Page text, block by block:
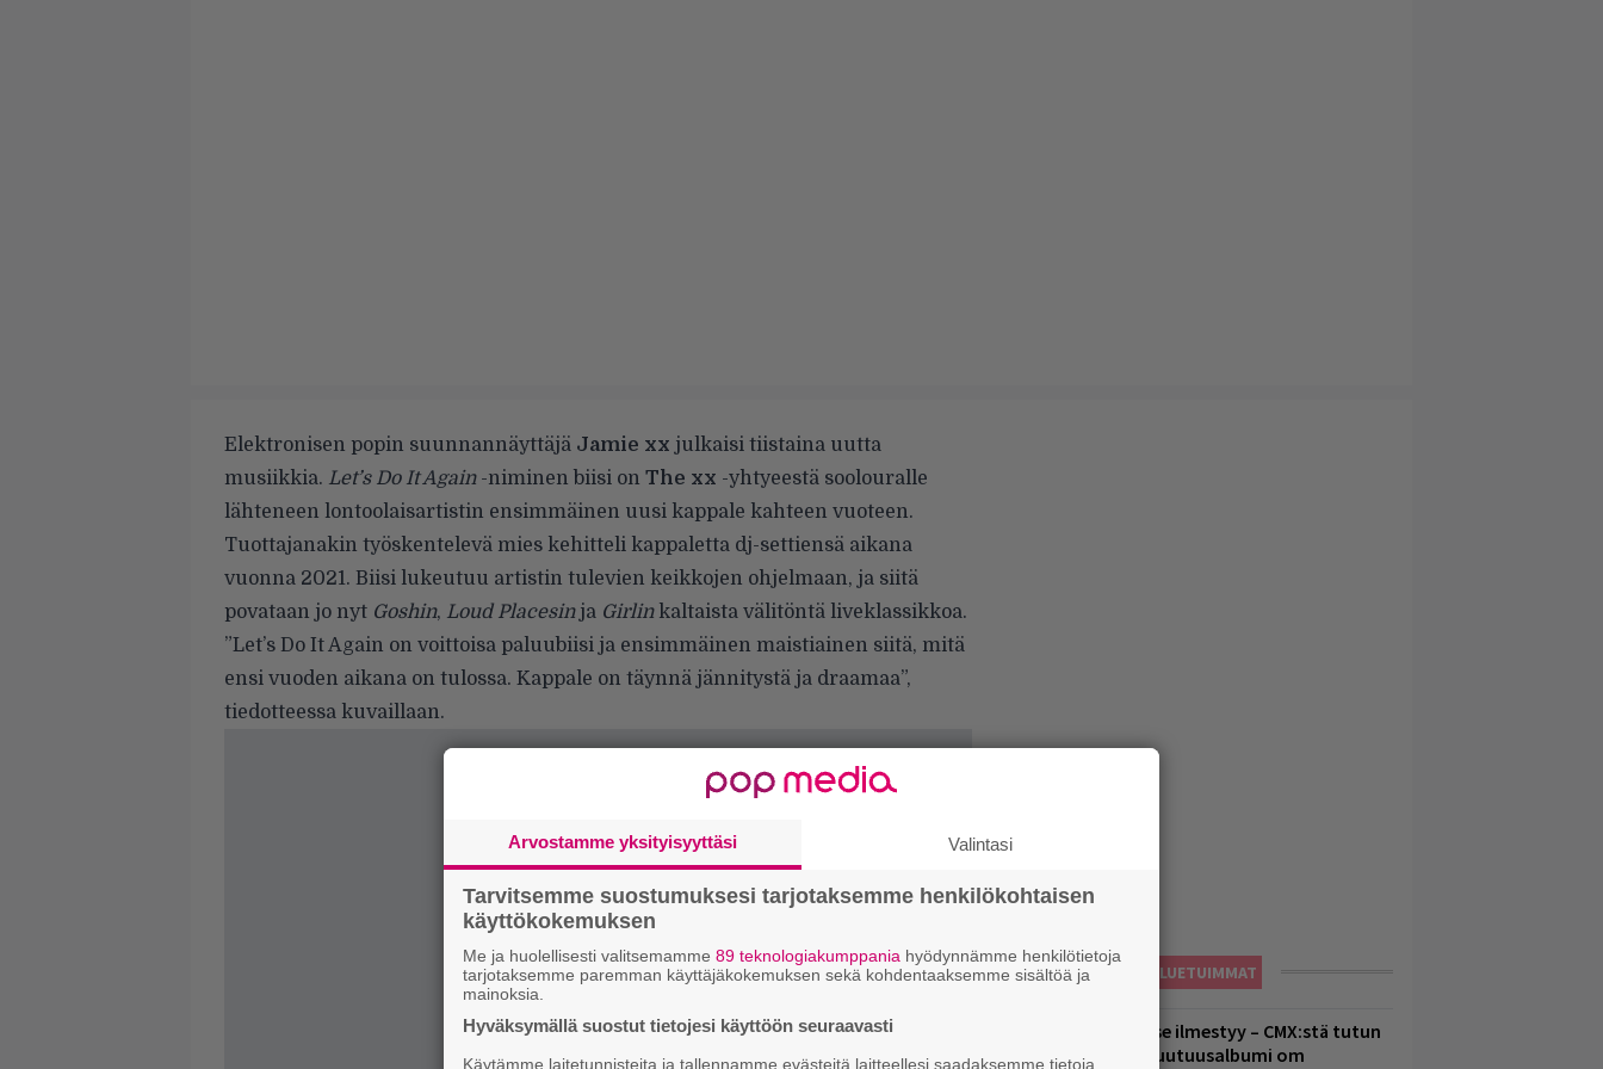
Elektronisen popin suunnannäyttäjä Jamie xx julkaisi tiistaina uutta
musiikkia. Let’s Do It Again-niminen biisi on The xx -yhtyeestä soolouralle
lähteneen lontoolaisartistin ensimmäinen uusi kappale kahteen vuoteen.
Tuottajanakin työskentelevä mies kehitteli kappaletta dj-settiensä aikana
vuonna 2021. Biisi lukeutuu artistin tulevien keikkojen ohjelmaan, ja siitä
povataan jo nyt Goshin, Loud Placesinja Girlinkaltaista välitöntä liveklassikkoa.
”Let’s Do It Again on voittoisa paluubiisi ja ensimmäinen maistiainen siitä, mitä
ensi vuoden aikana on tulossa. Kappale on täynnä jännitystä ja draamaa”,
tiedotteessa kuvaillaan.
LUETUIMMAT
Huomenna se ilmestyy – CMX:stä tutun
A.W. Yrjänän uutuusalbumi om
Arvostamme yksityisyyttäsi Valintasi
Tarvitsemme suostumuksesi tarjotaksemme henkilökohtaisen
käyttökokemuksen
Me ja huolellisesti valitsemamme 89 teknologiakumppania hyödynnämme henkilötietoja
tarjotaksemme paremman käyttäjäkokemuksen sekä kohdentaaksemme sisältöä ja
mainoksia.
Hyväksymällä suostut tietojesi käyttöön seuraavasti
Käytämme laitetunnisteita ja tallennamme evästeitä laitteellesi saadaksemme tietoja